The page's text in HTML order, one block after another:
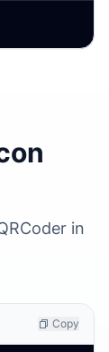
in
Copy